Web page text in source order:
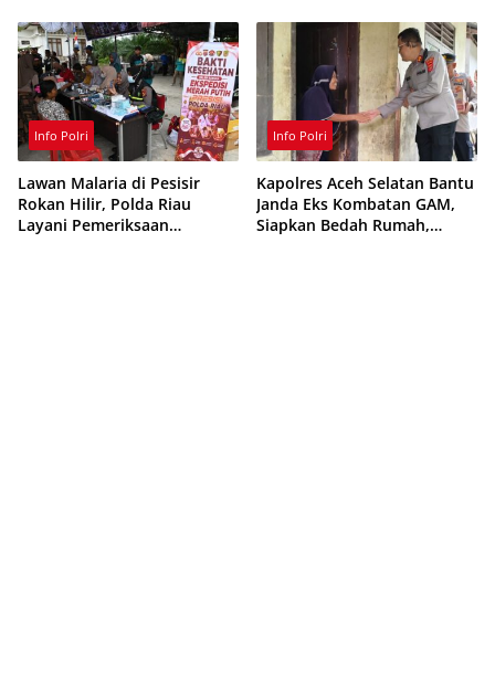
Berintegritas
Ribu Butir Obat Keras
Info Polri
Lawan Malaria di Pesisir
Rokan Hilir, Polda Riau
Layani Pemeriksaan
Info Polri
Kapolres Aceh Selatan Bantu
Janda Eks Kombatan GAM,
Siapkan Bedah Rumah,